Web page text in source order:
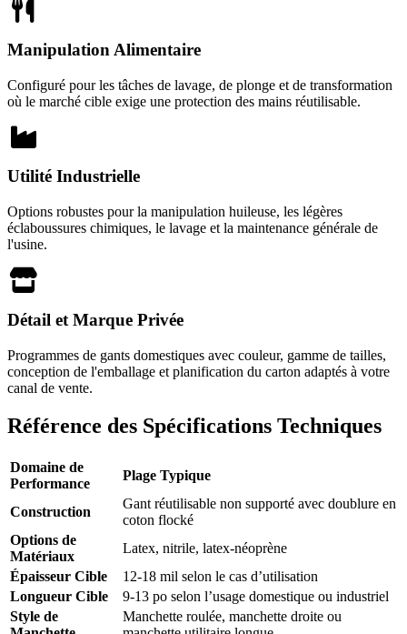
Manipulation Alimentaire
Configuré pour les tâches de lavage, de plonge et de transformation
où le marché cible exige une protection des mains réutilisable.
Utilité Industrielle
Options robustes pour la manipulation huileuse, les légères
éclaboussures chimiques, le lavage et la maintenance générale de
l'usine.
Détail et Marque Privée
Programmes de gants domestiques avec couleur, gamme de tailles,
conception de l'emballage et planification du carton adaptés à votre
canal de vente.
Référence des Spécifications Techniques
Domaine de
Performance
Plage Typique
Construction
Gant réutilisable non supporté avec doublure en
coton flocké
Options de
Matériaux
Latex, nitrile, latex-néoprène
Épaisseur Cible
12-18 mil selon le cas d’utilisation
Longueur Cible
9-13 po selon l’usage domestique ou industriel
Style de
Manchette roulée, manchette droite ou